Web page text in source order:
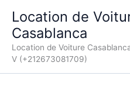
contenu
Location de
Casablanca
Location de Voiture
V (+212673081709)